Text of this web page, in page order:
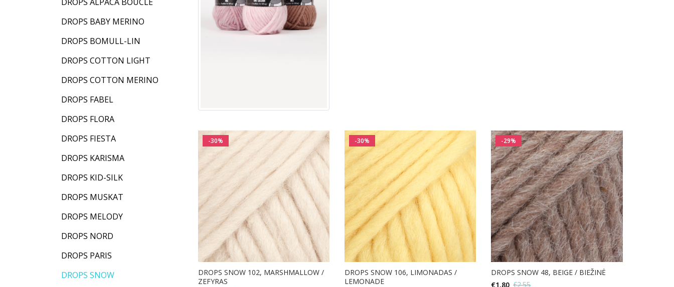
DROPS ALPACA BOUCLE
DROPS BABY MERINO
DROPS BOMULL-LIN
DROPS COTTON LIGHT
DROPS COTTON MERINO
DROPS FABEL
DROPS FLORA
DROPS FIESTA
DROPS KARISMA
DROPS KID-SILK
DROPS MUSKAT
DROPS MELODY
DROPS NORD
DROPS PARIS
DROPS SNOW
-30%
DROPS SNOW 102, MARSHMALLOW /
ZEFYRAS
-30%
DROPS SNOW 106, LIMONADAS /
LEMONADE
-29%
DROPS SNOW 48, BEIGE / BIEŽINĖ
€1.80 €2.55